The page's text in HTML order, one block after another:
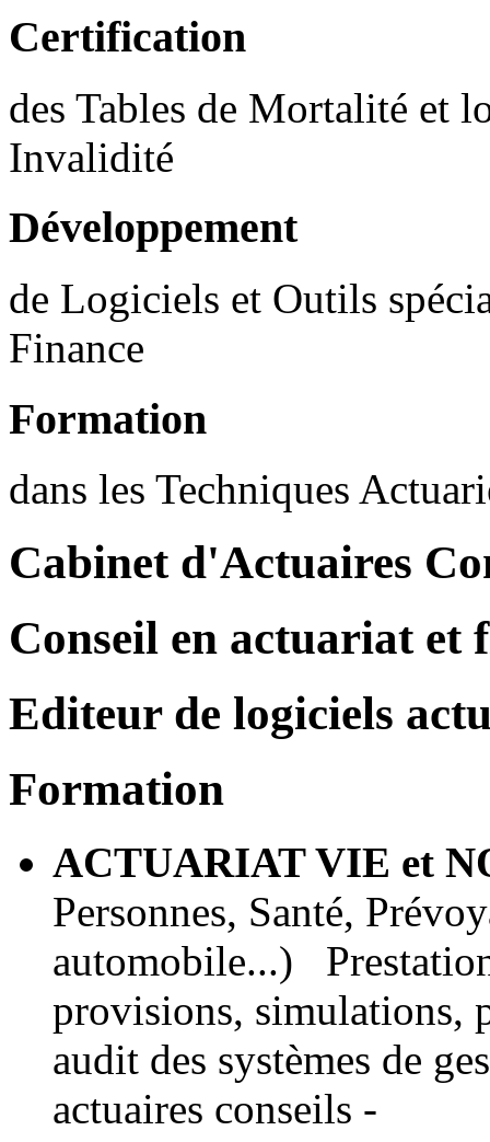
Certification
des Tables de Mortalité et
Invalidité
Développement
de Logiciels et Outils
Finance
Formation
dans les Techniques
Cabinet d'Actuaires
Conseil en actuariat et
Editeur de logiciels
Formation
ACTUARIAT VIE et
Personnes, Santé,
automobile...)
provisions, simulations,
audit des systèmes de
actuaires conseils -